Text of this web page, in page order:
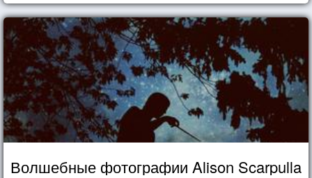
Волшебные фотографии Alison Scarpulla